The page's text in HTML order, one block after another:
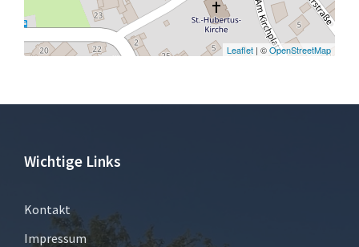
Leaflet | ©OpenStreetMap
Wichtige Links
Kontakt
Impressum